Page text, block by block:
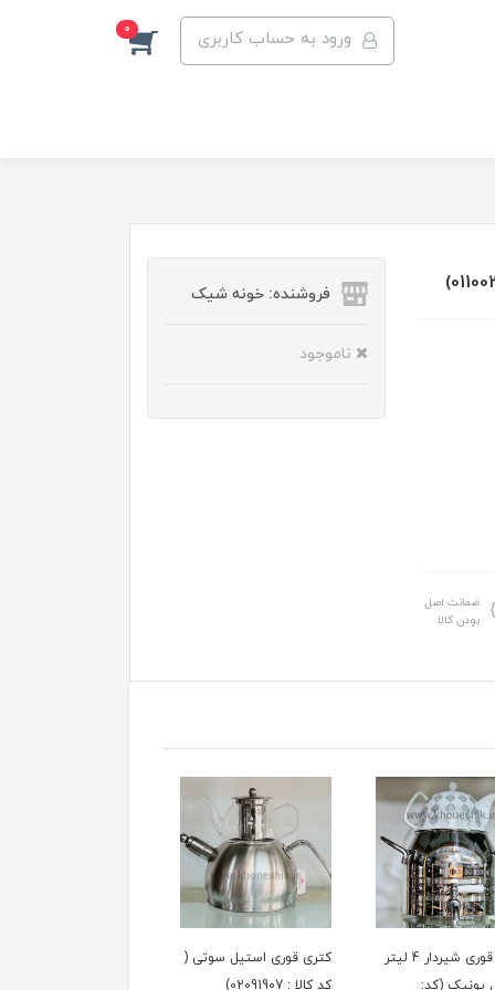
ورود به حساب کاربری 0
ضمانت اصل
بودن کالا
فروشنده: خونه شیک
ناموجود
کتری قوری شیردار 4 لیتر
یونیک (کد:
کتری قوری استیل سوتی (
کد کالا : 02091907)